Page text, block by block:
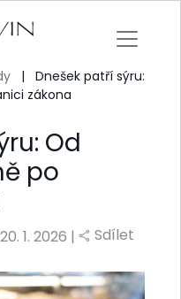
|
Dnešek patří sýru:
zákona
Od
po
20. 1. 2026 | Sdílet